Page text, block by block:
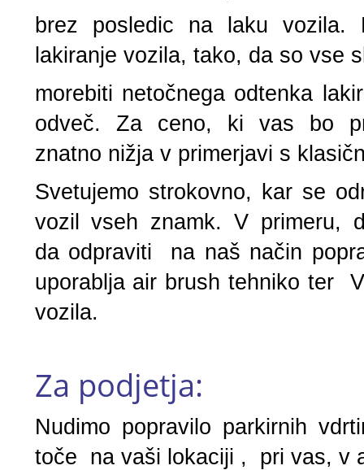
brez posledic na laku vozila.
lakiranje vozila, tako, da so vse
morebiti netočnega odtenka
odveč. Za ceno, ki vas bo
znatno nižja v primerjavi s
Svetujemo strokovno, kar se
vozil vseh znamk. V
da odpraviti na naš način
uporablja air brush tehniko ter
vozila.
Za podjetja:
Nudimo popravilo parkirnih
toče na vaši lokaciji , pri vas, v